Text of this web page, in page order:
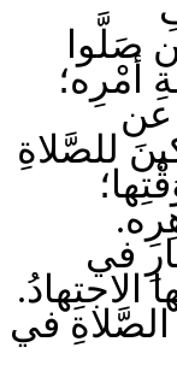
صَلَّوا
أمْرِه؛
عن
للصَّلاةِ
في
الاجتِهادُ.
في